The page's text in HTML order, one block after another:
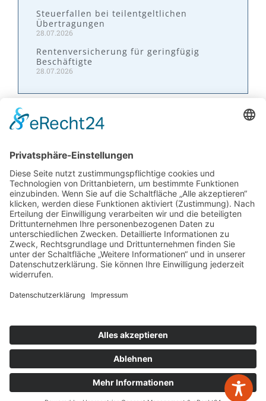
Steuerfallen bei teilentgeltlichen
Übertragungen
28.07.2026
Rentenversicherung für geringfügig
Beschäftigte
28.07.2026
zurück zur Übersicht
Kontakt
W&P Steuerberatungsgesellschaft mbH & Co.
KG
05223 160002
info@wp-steuerberatung.de
Mo. – Do.8:00 – 17:00